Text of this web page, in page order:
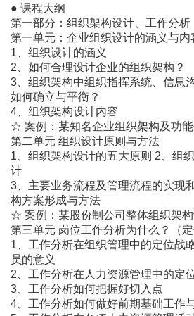
● 课程大纲
第一部分：组织架构设计、工作分析
第一单元：企业组织设计的涵义与内
1、组织设计的涵义
2、如何合理设计企业的组织架构？
3、组织架构中组织指挥系统、信息
如何确立与平衡？
4、组织架构设计内容
☆ 案例：某知名企业组织架构及功
第二单元 组织设计原则与方法
1、组织架构设计的五大原则 2、组
计
3、主要业务流程及管理流程的实现
构方案形成与方法
☆ 案例：某股份制公司整体组织架
第三单元 岗位工作分析为什么？（定
1、工作分析在组织管理中的定位战
员的意义
2、工作分析在人力资源管理中的定
3、工作分析如何把握好切入点
4、工作分析如何做好前期基础工作